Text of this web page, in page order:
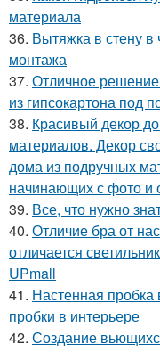
материала
36. Вытяжка в стену
монтажа
37. Отличное
из гипсокартона под
38. Красивый декор
материалов. Декор
дома из подручных
начинающих с фото и
39. Все, что нужно
40. Отличие бра от
отличается
UPmall
41. Настенная
пробки в интерьере
42. Создание